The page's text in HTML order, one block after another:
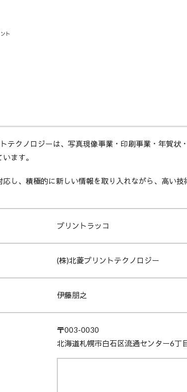
ト
テクノロジーは、写真現像事業・印刷事業・年賀
ます。
応し、積極的に新しい情報を取り入れながら、高い技
プリントラッコ
(株)北菱プリントテクノロジー
伊藤朋之
〒003-0030
北海道札幌市白石区流通センター6丁